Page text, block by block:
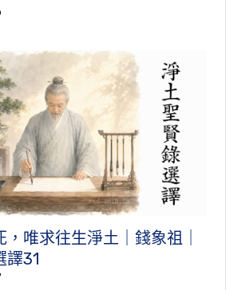
唯求往生淨土｜錢象祖｜
譯31